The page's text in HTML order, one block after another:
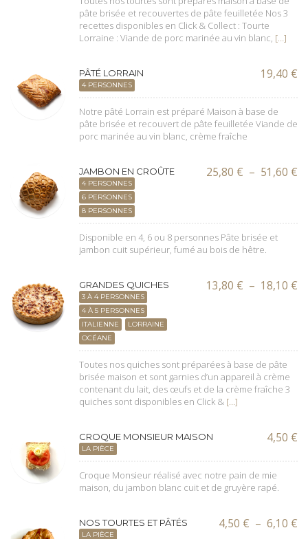
pâte brisée et recouvertes de pâte feuilletée Nos 3
recettes disponibles en Click & Collect : Tourte
Lorraine : Viande de porc marinée au vin blanc, […]
19,40 €
PÂTÉ LORRAIN
4 PERSONNES
Notre pâté Lorrain est préparé Maison à base de
pâte brisée et recouvert de pâte feuilletée Viande de
porc marinée au vin blanc, crème fraîche
25,80 € – 51,60 €
JAMBON EN CROÛTE
4 PERSONNES
6 PERSONNES
8 PERSONNES
Disponible en 4, 6 ou 8 personnes Pâte brisée et
jambon cuit supérieur, fumé au bois de hêtre.
13,80 € – 18,10 €
GRANDES QUICHES
3 À 4 PERSONNES
4 À 5 PERSONNES
ITALIENNE
LORRAINE
OCÉANE
Toutes nos quiches sont préparées à base de pâte
brisée maison et sont garnies d’un appareil à crème
contenant du lait, des œufs et de la crème fraîche 3
quiches sont disponibles en Click & […]
4,50 €
CROQUE MONSIEUR MAISON
LA PIÈCE
Croque Monsieur réalisé avec notre pain de mie
maison, du jambon blanc cuit et de gruyère rapé.
4,50 € – 6,10 €
NOS TOURTES ET PÂTÉS
LA PIÈCE